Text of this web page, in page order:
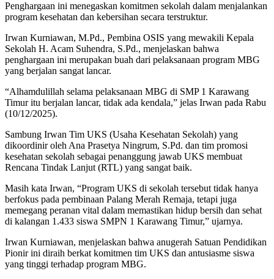
Penghargaan ini menegaskan komitmen sekolah dalam menjalankan
program kesehatan dan kebersihan secara terstruktur.
Irwan Kurniawan, M.Pd., Pembina OSIS yang mewakili Kepala
Sekolah H. Acam Suhendra, S.Pd., menjelaskan bahwa
penghargaan ini merupakan buah dari pelaksanaan program MBG
yang berjalan sangat lancar.
“Alhamdulillah selama pelaksanaan MBG di SMP 1 Karawang
Timur itu berjalan lancar, tidak ada kendala,” jelas Irwan pada Rabu
(10/12/2025).
Sambung Irwan Tim UKS (Usaha Kesehatan Sekolah) yang
dikoordinir oleh Ana Prasetya Ningrum, S.Pd. dan tim promosi
kesehatan sekolah sebagai penanggung jawab UKS membuat
Rencana Tindak Lanjut (RTL) yang sangat baik.
Masih kata Irwan, “Program UKS di sekolah tersebut tidak hanya
berfokus pada pembinaan Palang Merah Remaja, tetapi juga
memegang peranan vital dalam memastikan hidup bersih dan sehat
di kalangan 1.433 siswa SMPN 1 Karawang Timur,” ujarnya.
Irwan Kurniawan, menjelaskan bahwa anugerah Satuan Pendidikan
Pionir ini diraih berkat komitmen tim UKS dan antusiasme siswa
yang tinggi terhadap program MBG.